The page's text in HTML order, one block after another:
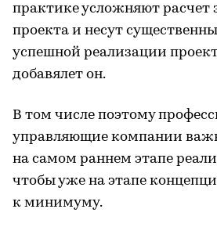
практике усложняют расчет
проекта и несут
успешной реализации
добавялет он.
В том числе поэтому
управляющие компании
на самом раннем этапе
чтобы уже на этапе
к минимуму.